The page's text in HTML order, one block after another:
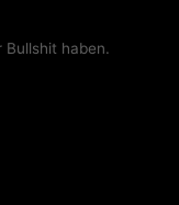
Bullshit haben.